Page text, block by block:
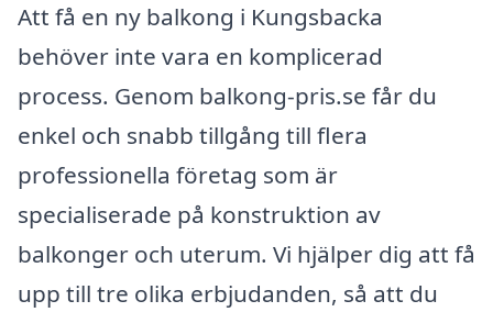
Att få en ny balkong i Kungsbacka
behöver inte vara en komplicerad
process. Genom balkong-pris.se får du
enkel och snabb tillgång till flera
professionella företag som är
specialiserade på konstruktion av
balkonger och uterum. Vi hjälper dig att få
upp till tre olika erbjudanden, så att du